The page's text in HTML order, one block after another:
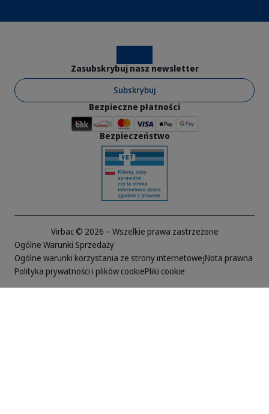
Virbac © 2026 – Wszelkie prawa zastrzeżone
Ogólne Warunki Sprzedaży
Ogólne warunki korzystania ze strony internetowejNota prawna
Polityka prywatności i plików cookiePliki cookie
Zasubskrybuj nasz newsletter
Subskrybuj
Bezpieczne płatności
Bezpieczeństwo